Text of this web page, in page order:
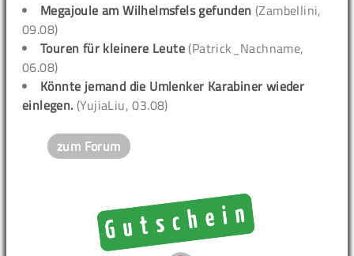
Megajoule am Wilhelmsfels gefunden (Zambellini,
09.08)
Touren für kleinere Leute (Patrick_Nachname,
06.08)
Könnte jemand die Umlenker Karabiner wieder
einlegen. (YujiaLiu, 03.08)
zum Forum